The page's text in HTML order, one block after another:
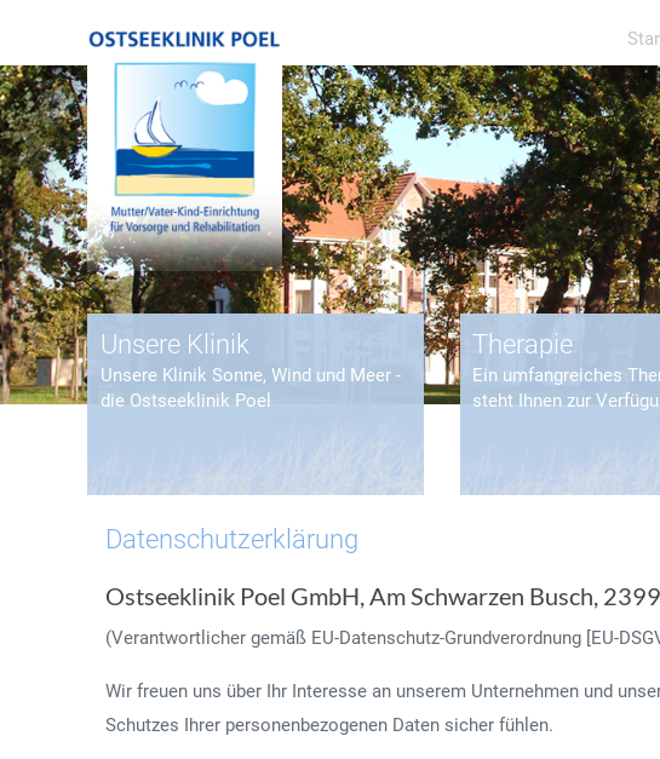
Unsere Klinik
Unsere Klinik Sonne, Wind und Meer -
die Ostseeklinik Poel
Therapie
Ein umfangreiches
steht Ihnen zur
Datenschutzerklärung
Ostseeklinik Poel GmbH, Am Schwarzen Busch,
(Verantwortlicher gemäß EU-Datenschutz-Grundverordnung [EU-
Wir freuen uns über Ihr Interesse an unserem Unternehmen und
Schutzes Ihrer personenbezogenen Daten sicher fühlen.